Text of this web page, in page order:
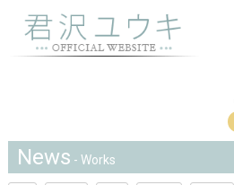
News - Works